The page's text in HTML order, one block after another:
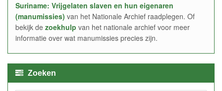
Suriname: Vrijgelaten slaven en hun eigenaren
(manumissies) van het Nationale Archief raadplegen. Of
bekijk de zoekhulp van het nationale archief voor meer
informatie over wat manumissies precies zijn.
Zoeken